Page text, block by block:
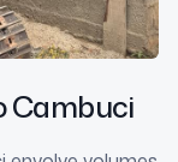
Cambuci